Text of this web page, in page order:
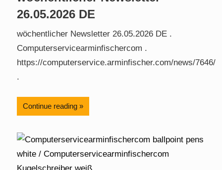
26.05.2026 DE
wöchentlicher Newsletter 26.05.2026 DE .
Computerservicearminfischercom .
https://computerservice.arminfischer.com/news/7646/
.
Continue reading